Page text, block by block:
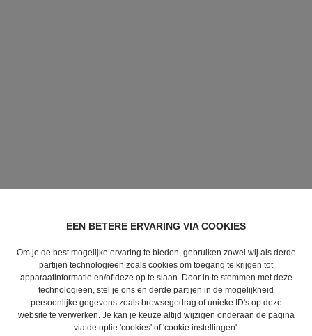
EEN BETERE ERVARING VIA COOKIES
Om je de best mogelijke ervaring te bieden, gebruiken zowel wij als derde
partijen technologieën zoals cookies om toegang te krijgen tot
apparaatinformatie en/of deze op te slaan. Door in te stemmen met deze
technologieën, stel je ons en derde partijen in de mogelijkheid
persoonlijke gegevens zoals browsegedrag of unieke ID's op deze
website te verwerken. Je kan je keuze altijd wijzigen onderaan de pagina
via de optie 'cookies' of 'cookie instellingen'.